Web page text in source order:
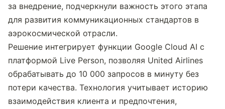
за внедрение, подчеркнули важность этого этапа
для развития коммуникационных стандартов в
аэрокосмической отрасли.
Решение интегрирует функции Google Cloud AI с
платформой Live Person, позволяя United Airlines
обрабатывать до 10 000 запросов в минуту без
потери качества. Технология учитывает историю
взаимодействия клиента и предпочтения,